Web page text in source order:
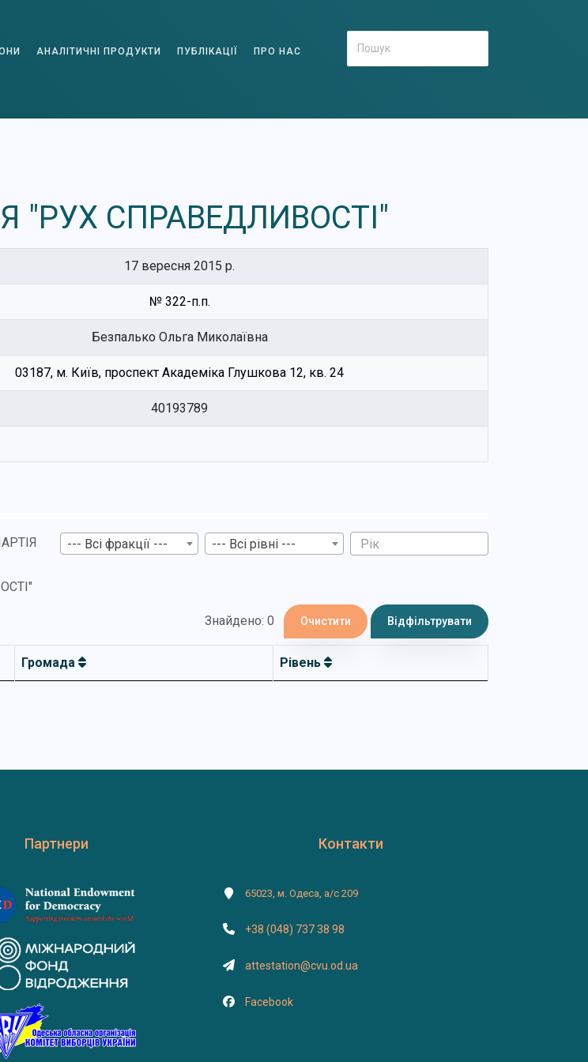
АНАЛІТИЧНІ ПРОДУКТИ ПУБЛІКАЦІЇ ПРО НАС
"РУХ СПРАВЕДЛИВОСТІ"
17 вересня 2015 р.
№ 322-п.п.
Безпалько Ольга Миколаївна
03187, м. Київ, проспект Академіка Глушкова 12, кв. 24
40193789
--- Всі фракції --- --- Всі рівні ---
Знайдено: 0 Очистити Відфільтрувати
Громада Рівень
Партнери Контакти
65023, м. Одеса, а/с 209
+38 (048) 737 38 98
attestation@cvu.od.ua
Facebook